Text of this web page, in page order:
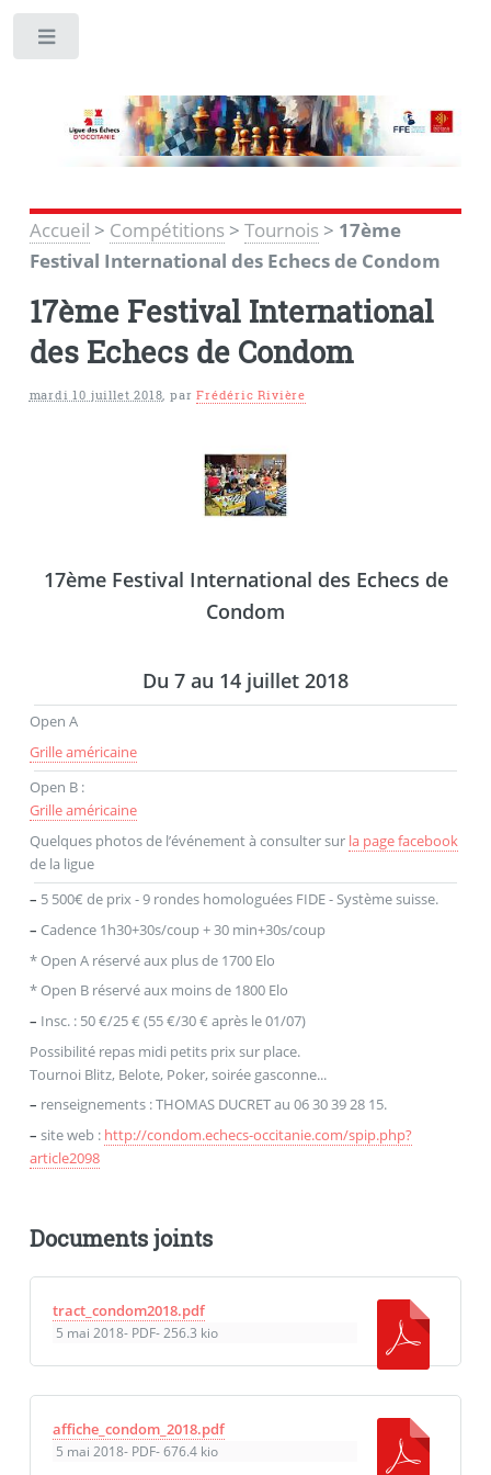
Accueil > Compétitions> Tournois> 17ème
Festival International des Echecs de Condom
17ème Festival International
des Echecs de Condom
mardi 10 juillet 2018,parFrédéric Rivière
17ème Festival International des Echecs de
Condom
Du 7 au 14 juillet 2018
Open A
Grille américaine
Open B :
Grille américaine
Quelques photos de l’événement à consulter sur la page facebook
de la ligue
– 5 500€ de prix - 9 rondes homologuées FIDE - Système suisse.
– Cadence 1h30+30s/coup + 30 min+30s/coup
* Open A réservé aux plus de 1700 Elo
* Open B réservé aux moins de 1800 Elo
– Insc. : 50 €/25 € (55 €/30 € après le 01/07)
Possibilité repas midi petits prix sur place.
Tournoi Blitz, Belote, Poker, soirée gasconne...
–
renseignements : THOMAS DUCRET au 06 30 39 28 15.
– site web : http://condom.echecs-occitanie.com/spip.php?
article2098
Documents joints
tract_condom2018.pdf
5 mai 2018- PDF-256.3 kio
affiche_condom_2018.pdf
5 mai 2018- PDF-676.4 kio